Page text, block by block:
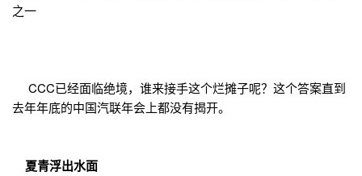
之一
CCC已经面临绝境，谁来接手这个烂摊子呢？这个答案直到
去年年底的中国汽联年会上都没有揭开。
夏青浮出水面